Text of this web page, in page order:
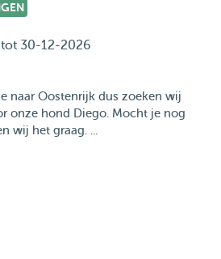
30-12-2026
naar Oostenrijk dus zoeken wij
onze hond Diego. Mocht je nog
wij het graag. ...